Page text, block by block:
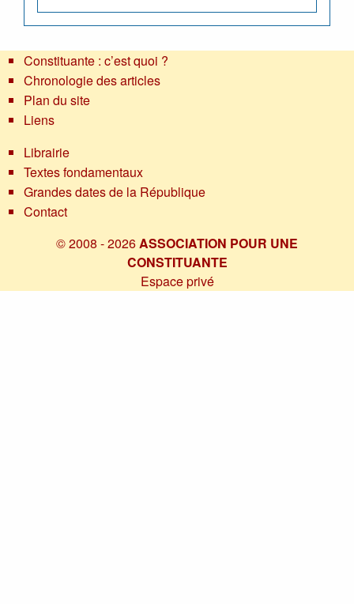
Constituante : c’est quoi ?
Chronologie des articles
Plan du site
Liens
Librairie
Textes fondamentaux
Grandes dates de la République
Contact
© 2008 - 2026ASSOCIATION POUR UNE
CONSTITUANTE
Espace privé